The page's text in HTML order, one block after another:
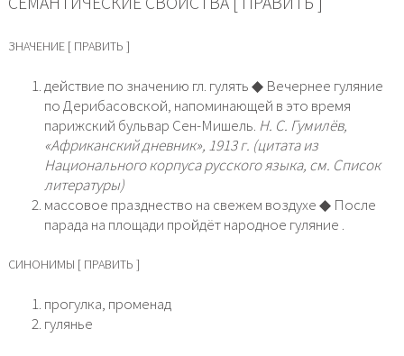
ЗНАЧЕНИЕ [ ПРАВИТЬ ]
действие по значению гл. гулять ◆ Вечернее гуляние
по Дерибасовской, напоминающей в это время
парижский бульвар Сен-Мишель. Н. С. Гумилёв,
«Африканский дневник», 1913 г. (цитата из
Национального корпуса русского языка, см. Список
литературы)
массовое празднество на свежем воздухе ◆ После
парада на площади пройдёт народное гуляние .
СИНОНИМЫ [ ПРАВИТЬ ]
прогулка, променад
гулянье